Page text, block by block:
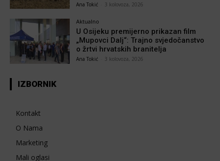
Ana Tokić 3 kolovoza, 2026
Aktualno
U Osijeku premijerno prikazan film
„Mupovci Dalj“: Trajno svjedočanstvo
o žrtvi hrvatskih branitelja
Ana Tokić 3 kolovoza, 2026
IZBORNIK
Kontakt
O Nama
Marketing
Mali oglasi